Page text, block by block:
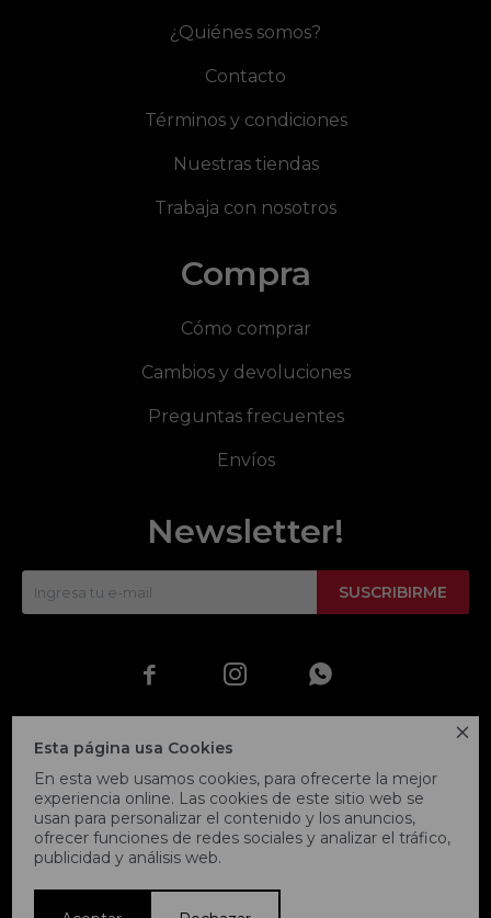

Esta página usa Cookies
En esta web usamos cookies, para ofrecerte la mejor
experiencia online. Las cookies de este sitio web se
usan para personalizar el contenido y los anuncios,
ofrecer funciones de redes sociales y analizar el tráfico,
publicidad y análisis web.
¿Quiénes somos?
Contacto
Términos y condiciones
Nuestras tiendas
Trabaja con nosotros
Compra
Cómo comprar
Cambios y devoluciones
Preguntas frecuentes
Envíos
Newsletter!
SUSCRIBIRME
  